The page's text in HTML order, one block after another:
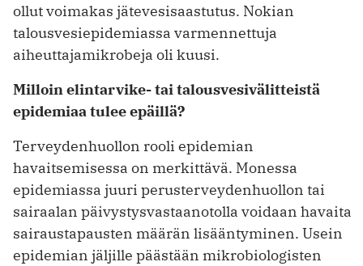
ollut voimakas jäte­vesisaastutus. Nokian
talousvesiepidemiassa varmennettuja
aiheuttajamikrobeja oli kuusi.
Milloin elintarvike- tai talousvesivälitteistä
epidemiaa tulee epäillä?
Terveydenhuollon rooli epidemian
havaitsemisessa on merkittävä. Monessa
epidemiassa juuri perusterveydenhuollon tai
sairaalan päivystysvastaanotolla voidaan havaita
sairaustapausten määrän lisääntyminen. Usein
epidemian jäljille päästään mikrobiologisten